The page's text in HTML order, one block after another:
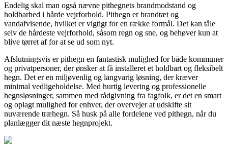
Endelig skal man også nævne pithegnets brandmodstand og
holdbarhed i hårde vejrforhold. Pithegn er brandtæt og
vandafvisende, hvilket er vigtigt for en række formål. Det kan tåle
selv de hårdeste vejrforhold, såsom regn og sne, og behøver kun at
blive tørret af for at se ud som nyt.
Afslutningsvis er pithegn en fantastisk mulighed for både kommuner
og privatpersoner, der ønsker at få installeret et holdbart og fleksibelt
hegn. Det er en miljøvenlig og langvarig løsning, der kræver
minimal vedligeholdelse. Med hurtig levering og professionelle
hegnsløsninger, sammen med rådgivning fra fagfolk, er det en smart
og oplagt mulighed for enhver, der overvejer at udskifte sit
nuværende træhegn. Så husk på alle fordelene ved pithegn, når du
planlægger dit næste hegnprojekt.